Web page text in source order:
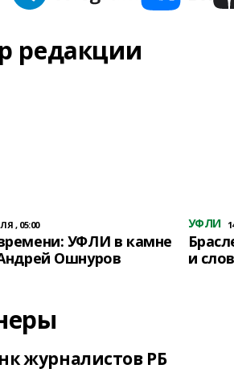
редакции
, 05:00
УФЛИ в камне
Ошнуров
УФЛИ
и
журналистов РБ